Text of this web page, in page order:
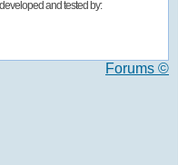
and tested by:
Forums ©